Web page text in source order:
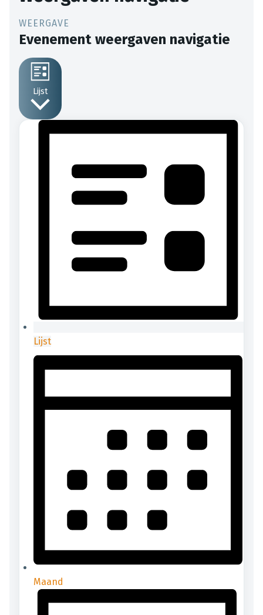
Evenement weergaven navigatie
Lijst
Lijst
Maand